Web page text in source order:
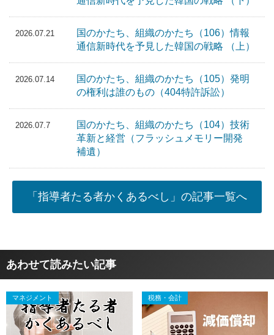
2026.07.21
国のかたち、組織のかたち（106）情報
通信新時代を予見した韓国の戦略 （上）
2026.07.14
国のかたち、組織のかたち（105）発明
の権利は誰のもの（404特許訴訟）
2026.07.7
国のかたち、組織のかたち（104）技術
革新と経営（フラッシュメモリー開発
補遺）
「指導者たる者かくあるべし」の記事一覧へ
あわせて読みたい記事
マネジメント 税務・会計